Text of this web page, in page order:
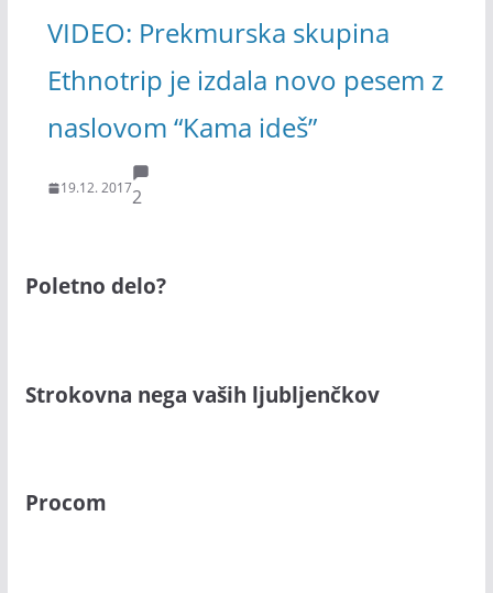
VIDEO: Prekmurska skupina
Ethnotrip je izdala novo pesem z
naslovom “Kama ideš”
19.12. 20172
Poletno delo?
Strokovna nega vaših ljubljenčkov
Procom